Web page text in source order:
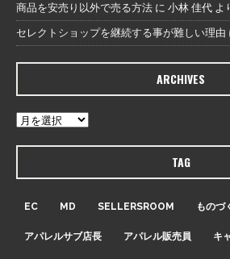
商品を安売り以外で売る方法 に 小林 佳代 よ
セレクトショップを継続する事が難しい理由
ARCHIVES
TAG
EC MD SELLERSROOM ものづ
アパレルサブ店長 アパレル販売員 キ